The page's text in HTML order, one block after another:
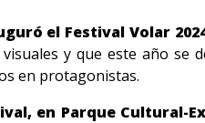
el Festival Volar
y que este año se
en protagonistas.
en Parque Cultural-